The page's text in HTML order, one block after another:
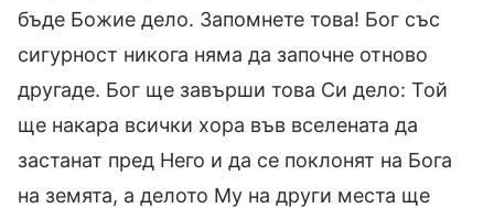
бъде Божие дело. Запомнете това! Бог със
сигурност никога няма да започне отново
другаде. Бог ще завърши това Си дело: Той
ще накара всички хора във вселената да
застанат пред Него и да се поклонят на Бога
на земята, а делото Му на други места ще